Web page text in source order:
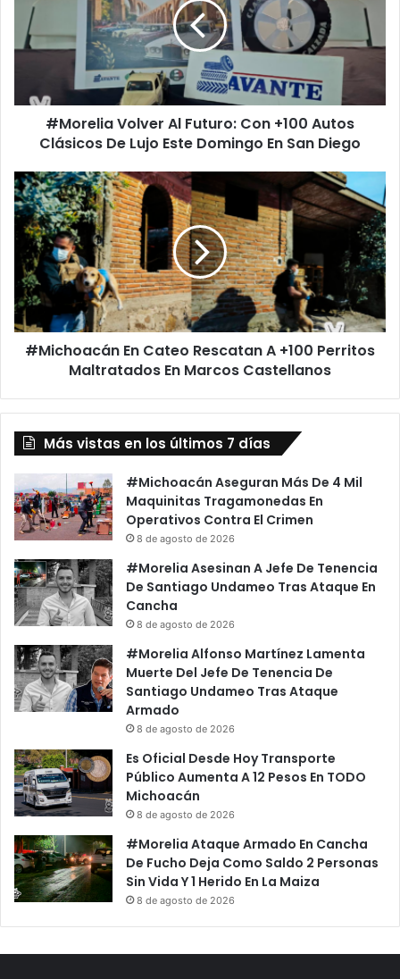
Futuro:
Con
+100
De
En
San
Diego
#Morelia Volver Al Futuro: Con +100 Autos
Clásicos De Lujo Este Domingo En San Diego
#Michoacán
En
Cateo
Rescatan
+100
Perritos
Maltratados
En
Marcos
Castellanos
#Michoacán En Cateo Rescatan A +100 Perritos
Maltratados En Marcos Castellanos
Más vistas en los últimos 7 días
#Michoacán Aseguran Más De 4 Mil
Maquinitas Tragamonedas En
Operativos Contra El Crimen
8 de agosto de 2026
#Morelia Asesinan A Jefe De Tenencia
De Santiago Undameo Tras Ataque En
Cancha
8 de agosto de 2026
#Morelia Alfonso Martínez Lamenta
Muerte Del Jefe De Tenencia De
Santiago Undameo Tras Ataque
Armado
8 de agosto de 2026
Es Oficial Desde Hoy Transporte
Público Aumenta A 12 Pesos En TODO
Michoacán
8 de agosto de 2026
#Morelia Ataque Armado En Cancha
De Fucho Deja Como Saldo 2 Personas
Sin Vida Y 1 Herido En La Maiza
8 de agosto de 2026